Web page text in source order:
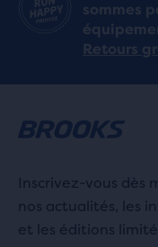
sommes
Retours
Inscrivez-vous dès
nos actualités, les
et les éditions